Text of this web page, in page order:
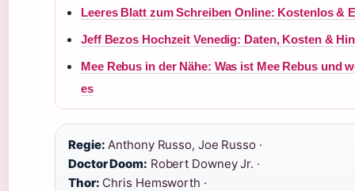
Leeres Blatt zum Schreiben Online: Kostenlos &
Jeff Bezos Hochzeit Venedig: Daten, Kosten &
Mee Rebus in der Nähe: Was ist Mee Rebus und
es
Regie: Anthony Russo, Joe Russo ·
Doctor Doom: Robert Downey Jr. ·
Thor: Chris Hemsworth ·